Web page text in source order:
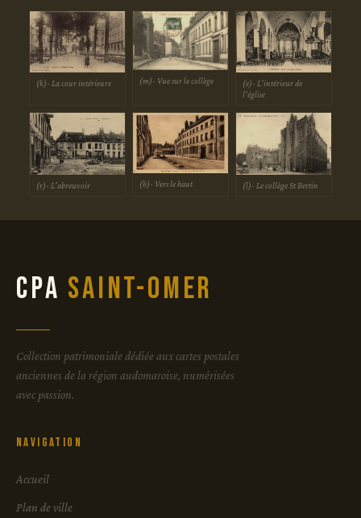
(k)- La cour intérieure (m)- Vue sur le collège
(e)- L'intérieur de
l'église
(r)- L'abreuvoir (b)- Vers le haut (l)- Le collège St Bertin
CPA Saint-Omer
Collection patrimoniale dédiée aux cartes postales
anciennes de la région audomaroise, numérisées
avec passion.
Navigation
Accueil
Plan de ville